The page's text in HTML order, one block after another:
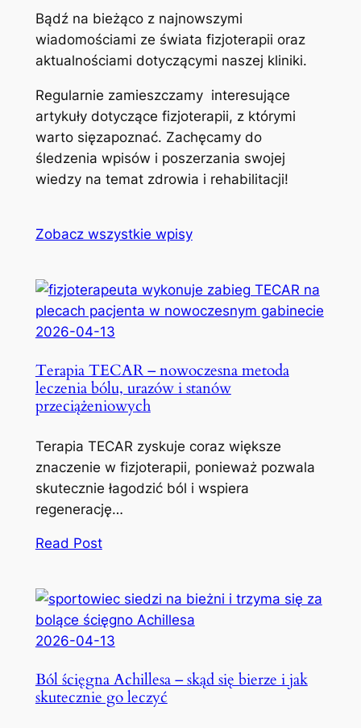
Bądź na bieżąco z najnowszymi
wiadomościami ze świata fizjoterapii oraz
aktualnościami dotyczącymi naszej kliniki.
Regularnie zamieszczamy interesujące
artykuły dotyczące fizjoterapii, z którymi
warto sięzapoznać. Zachęcamy do
śledzenia wpisów i poszerzania swojej
wiedzy na temat zdrowia i rehabilitacji!
Zobacz wszystkie wpisy
2026-04-13
Terapia TECAR – nowoczesna metoda
leczenia bólu, urazów i stanów
przeciążeniowych
Terapia TECAR zyskuje coraz większe
znaczenie w fizjoterapii, ponieważ pozwala
skutecznie łagodzić ból i wspiera
regenerację…
Read Post
2026-04-13
Ból ścięgna Achillesa – skąd się bierze i jak
skutecznie go leczyć